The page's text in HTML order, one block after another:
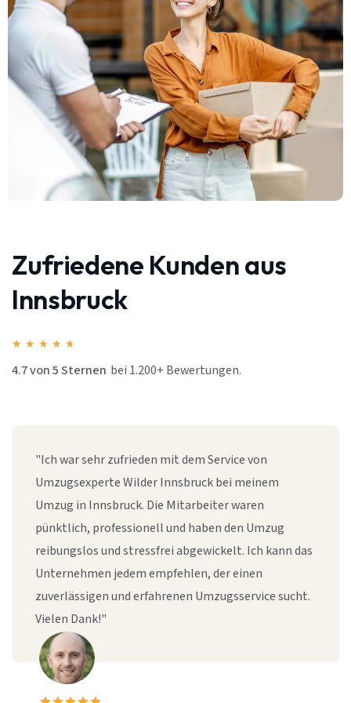
Zufriedene Kunden aus
Innsbruck
★ ★ ★ ★ ★
4.7 von 5 Sternen bei 1.200+ Bewertungen.
"Ich war sehr zufrieden mit dem Service von
Umzugsexperte Wilder Innsbruck bei meinem
Umzug in Innsbruck. Die Mitarbeiter waren
pünktlich, professionell und haben den Umzug
reibungslos und stressfrei abgewickelt. Ich kann das
Unternehmen jedem empfehlen, der einen
zuverlässigen und erfahrenen Umzugsservice sucht.
Vielen Dank!"